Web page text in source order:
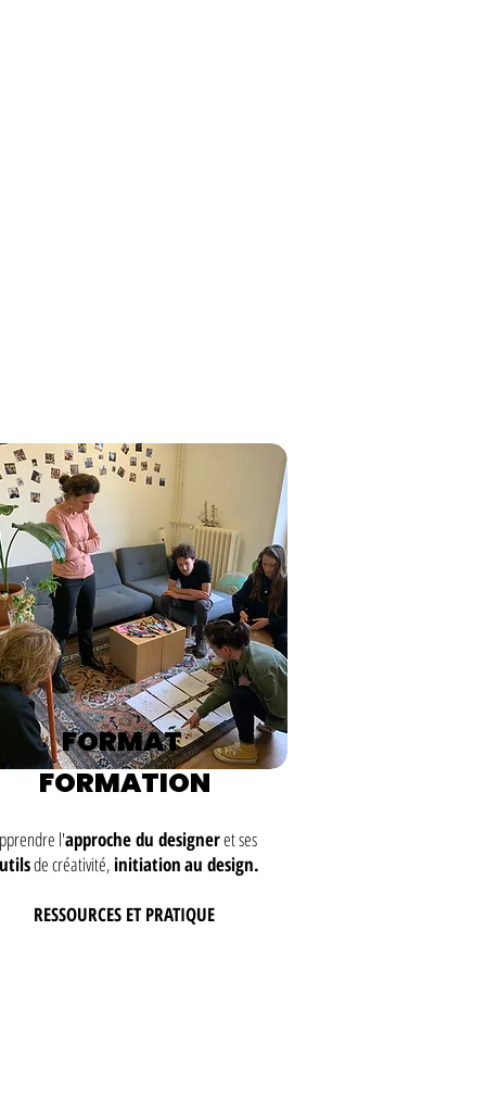
FORMAT
FORMATION
l'approche du designeret ses
de créativité, initiationau design.
RESSOURCES ET PRATIQUE